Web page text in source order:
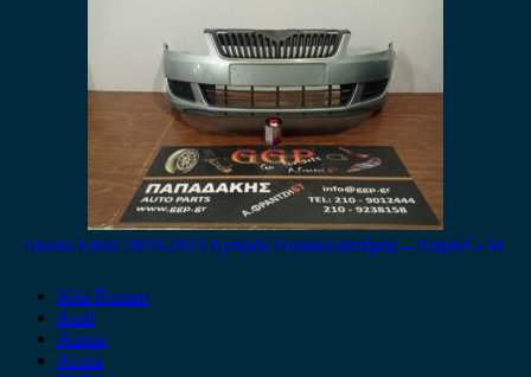
Skoda Fabia 2010-2014 Εμπρός Προφυλακτήρας – Λαχανί – Θ
Alfa Romeo
Audi
Austin
Acura